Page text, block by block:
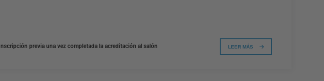
Inscripción previa una vez completada la acreditación al salón LEER MÁS